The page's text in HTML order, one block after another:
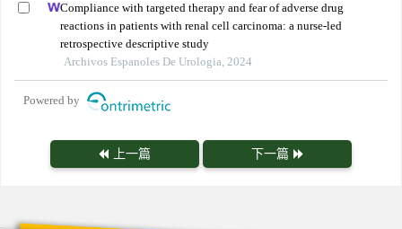
Compliance with targeted therapy and fear of adverse drug
reactions in patients with renal cell carcinoma: a nurse-led
retrospective descriptive study
Archivos Espanoles De Urologia, 2024
Powered by
上一篇 下一篇